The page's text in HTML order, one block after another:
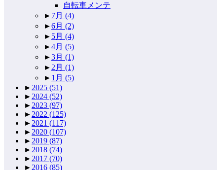
自転車メンテ
► 7月 (4)
►6月 (2)
► 5月 (4)
►4月 (5)
►3月 (1)
► 2月 (1)
► 1月 (5)
► 2025 (51)
► 2024 (52)
► 2023 (97)
► 2022 (125)
► 2021 (117)
► 2020 (107)
► 2019 (87)
► 2018 (74)
► 2017 (70)
► 2016 (85)